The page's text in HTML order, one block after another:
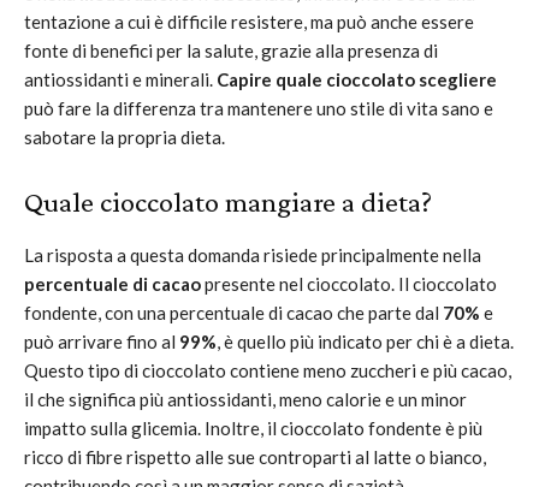
tentazione a cui è difficile resistere, ma può anche essere
fonte di benefici per la salute, grazie alla presenza di
antiossidanti e minerali. Capire quale cioccolato scegliere
può fare la differenza tra mantenere uno stile di vita sano e
sabotare la propria dieta.
Quale cioccolato mangiare a dieta?
La risposta a questa domanda risiede principalmente nella
percentuale di cacaopresente nel cioccolato. Il cioccolato
fondente, con una percentuale di cacao che parte dal 70% e
può arrivare fino al 99%, è quello più indicato per chi è a dieta.
Questo tipo di cioccolato contiene meno zuccheri e più cacao,
il che significa più antiossidanti, meno calorie e un minor
impatto sulla glicemia. Inoltre, il cioccolato fondente è più
ricco di fibre rispetto alle sue controparti al latte o bianco,